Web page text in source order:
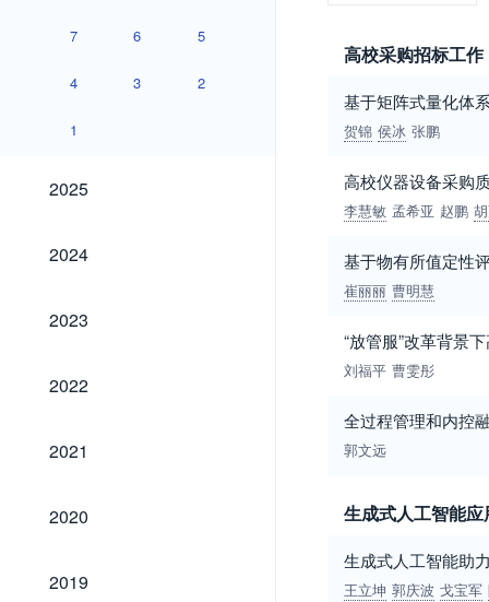
7 6 5
4 3 2
1
2025
2025
2024
2024
2023
2023
2022
2022
2021
2021
2020
2020
2019
2019
高校采购招标工作
基于矩阵式量化体
贺锦 侯冰 张鹏
高校仪器设备采购
李慧敏 孟希亚 赵鹏
基于物有所值定性
崔丽丽 曹明慧
“放管服”改革背景
刘福平 曹雯彤
全过程管理和内控
郭文远
生成式人工智能
生成式人工智能助
王立坤 郭庆波 戈宝军